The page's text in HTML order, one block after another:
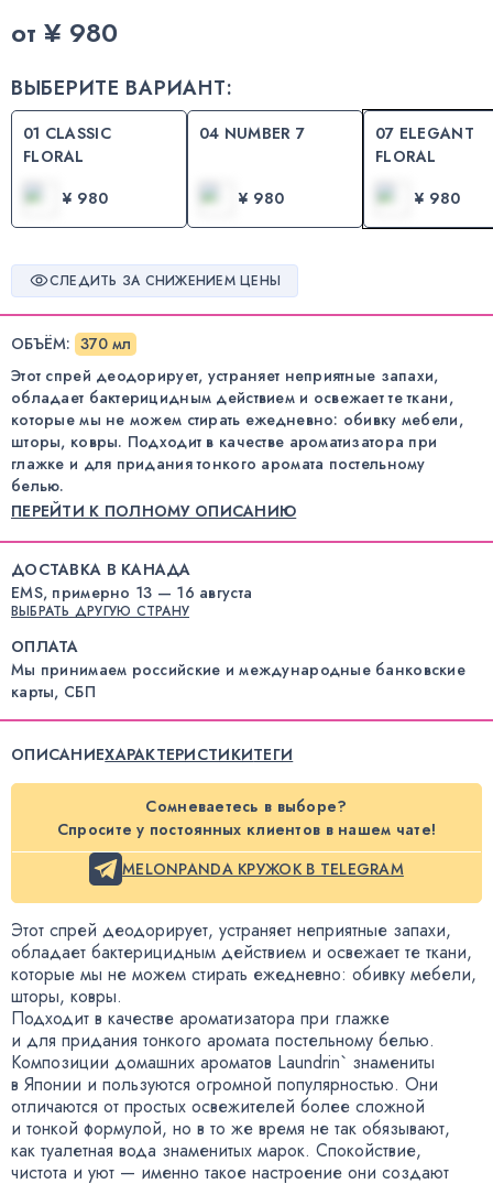
от ¥ 980
ВЫБЕРИТЕ ВАРИАНТ:
01 CLASSIC
FLORAL
¥ 980
04 NUMBER 7
¥ 980
07 ELEGANT
FLORAL
¥ 980
СЛЕДИТЬ ЗА СНИЖЕНИЕМ ЦЕНЫ
ОБЪЁМ: 370 мл
Этот спрей деодорирует, устраняет неприятные запахи,
обладает бактерицидным действием и освежает те ткани,
которые мы не можем стирать ежедневно: обивку мебели,
шторы, ковры. Подходит в качестве ароматизатора при
глажке и для придания тонкого аромата постельному
белью.
ПЕРЕЙТИ К ПОЛНОМУ ОПИСАНИЮ
ДОСТАВКА В КАНАДА
EMS, примерно 13 — 16 августа
ВЫБРАТЬ ДРУГУЮ СТРАНУ
ОПЛАТА
Мы принимаем российские и международные банковские
карты, СБП
ОПИСАНИЕХАРАКТЕРИСТИКИТЕГИ
Сомневаетесь в выборе?
Спросите у постоянных клиентов в нашем чате!
MELONPANDA КРУЖОК В TELEGRAM
Этот спрей деодорирует, устраняет неприятные запахи,
обладает бактерицидным действием и освежает те ткани,
которые мы не можем стирать ежедневно: обивку мебели,
шторы, ковры.
Подходит в качестве ароматизатора при глажке
и для придания тонкого аромата постельному белью.
Композиции домашних ароматов Laundrin` знамениты
в Японии и пользуются огромной популярностью. Они
отличаются от простых освежителей более сложной
и тонкой формулой, но в то же время не так обязывают,
как туалетная вода знаменитых марок. Спокойствие,
чистота и уют — именно такое настроение они создают